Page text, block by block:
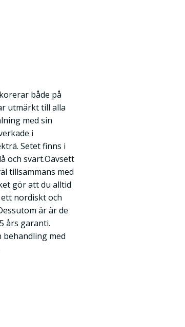
både på
utmärkt till alla
med sin
i
Setet finns i
och svart.Oavsett
tillsammans med
gör att du alltid
nordiskt och
är är de
års garanti.
behandling med